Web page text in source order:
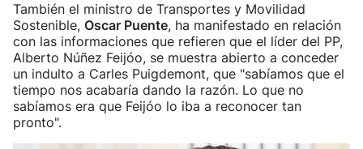
También el ministro de Transportes y Movilidad
Sostenible, Oscar Puente, ha manifestado en relación
con las informaciones que refieren que el líder del PP,
Alberto Núñez Feijóo, se muestra abierto a conceder
un indulto a Carles Puigdemont, que "sabíamos que el
tiempo nos acabaría dando la razón. Lo que no
sabíamos era que Feijóo lo iba a reconocer tan
pronto".